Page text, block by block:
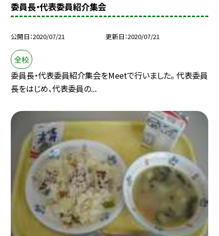
委員長・代表委員紹介集会
公開日 2020/07/21 更新日 2020/07/21
全校
委員長・代表委員紹介集会をMeetで行いました。 代表委員
長をはじめ、代表委員の...